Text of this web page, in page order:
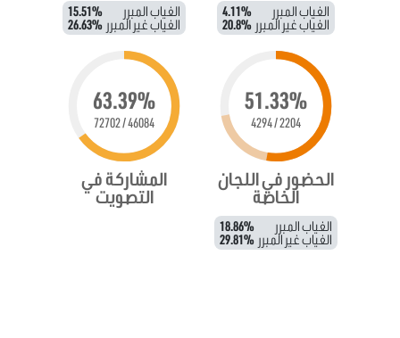
الغياب المبرر 4.11%
الغياب غير المبرر 20.8%
الغياب المبرر 15.51%
الغياب غير المبرر 26.63%
51.33%
2204 / 4294
الحضور في اللجان
الخاصة
الغياب المبرر 18.86%
الغياب غير المبرر 29.81%
63.39%
46084 / 72702
المشاركة في
التصويت